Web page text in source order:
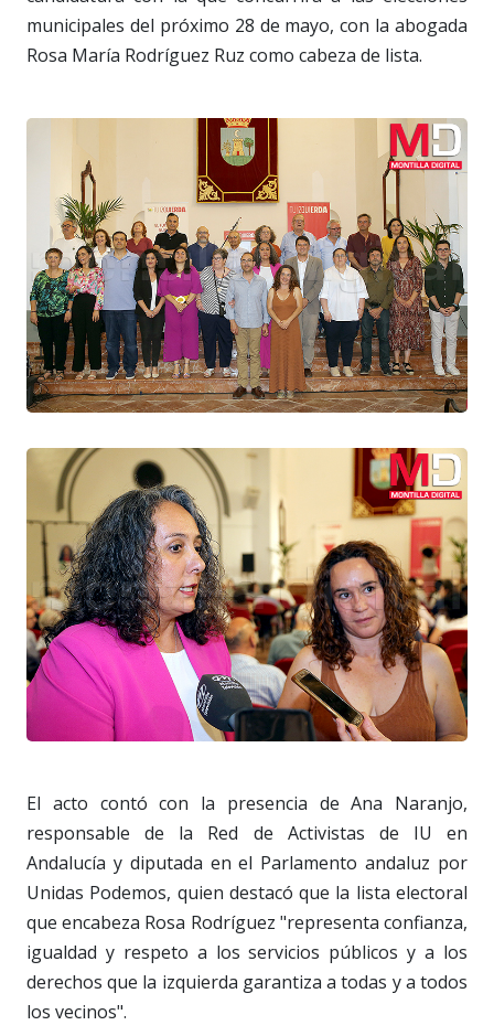
municipales del próximo 28 de mayo, con la abogada
Rosa María Rodríguez Ruz como cabeza de lista.
El acto contó con la presencia de Ana Naranjo,
responsable de la Red de Activistas de IU en
Andalucía y diputada en el Parlamento andaluz por
Unidas Podemos, quien destacó que la lista electoral
que encabeza Rosa Rodríguez "representa confianza,
igualdad y respeto a los servicios públicos y a los
derechos que la izquierda garantiza a todas y a todos
los vecinos".